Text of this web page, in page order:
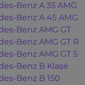
Benz A 35 AMG
Benz A 45 AMG
Benz AMG GT
Benz AMG GT R
Benz AMG GT S
Benz B Klasė
Benz B 150